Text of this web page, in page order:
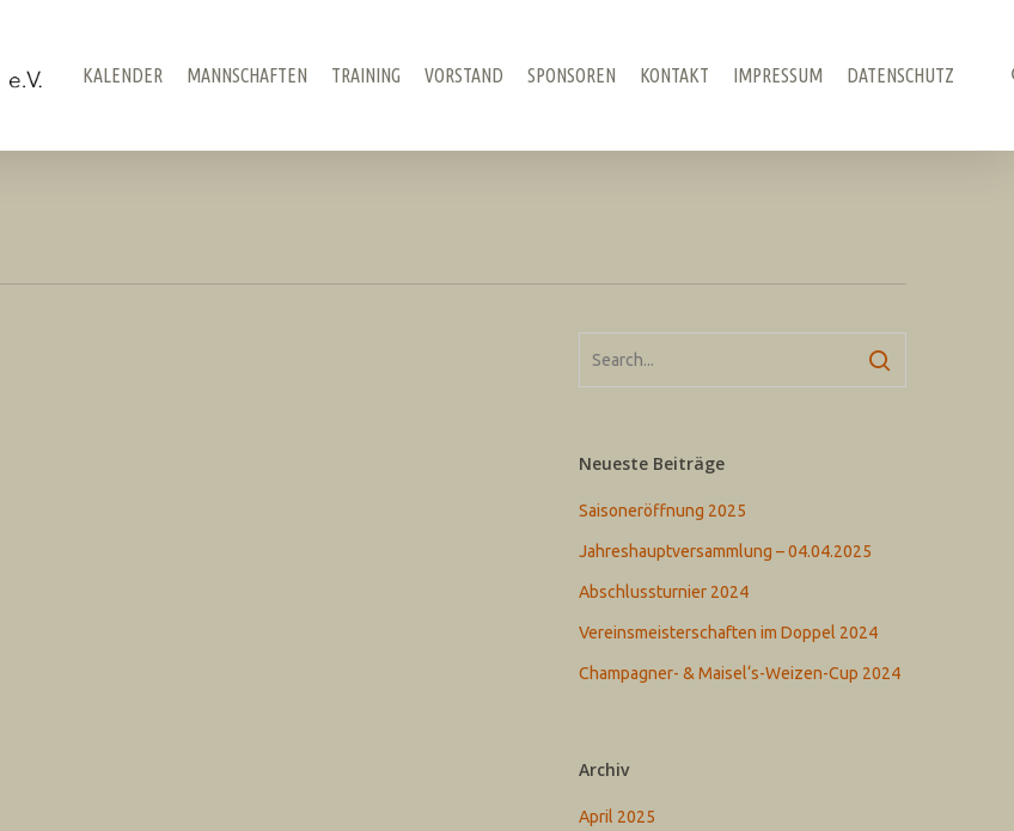
KALENDER MANNSCHAFTEN TRAINING VORSTAND SPONSOREN KONTAKT IMPRESSUM DATENSCHUTZ
Neueste Beiträge
Saisoneröffnung 2025
Jahreshauptversammlung – 04.04.2025
Abschlussturnier 2024
Vereinsmeisterschaften im Doppel 2024
Champagner- & Maisel‘s-Weizen-Cup 2024
Archiv
April 2025